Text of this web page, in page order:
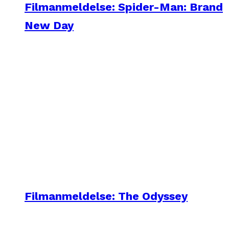
Filmanmeldelse: Spider-Man: Brand
New Day
Filmanmeldelse: The Odyssey